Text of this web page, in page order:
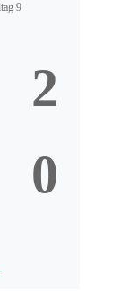
9
2
0